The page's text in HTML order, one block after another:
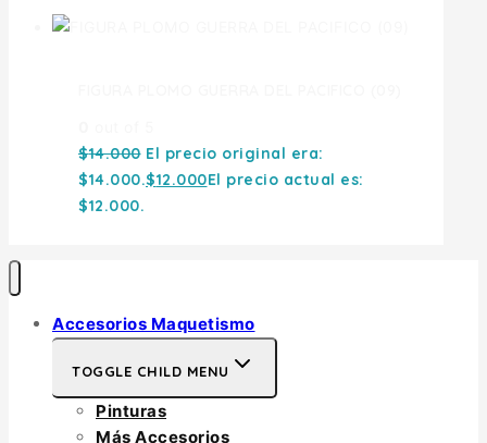
$14.000 El precio original era:
$14.000.$12.000El precio actual es:
$12.000.
Accesorios Maquetismo
TOGGLE CHILD MENU
Pinturas
Más Accesorios